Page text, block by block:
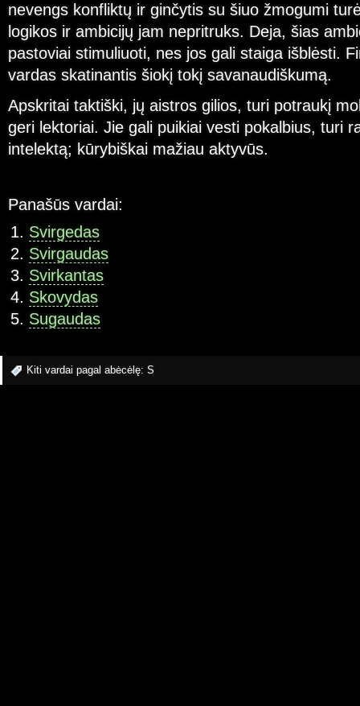
nevengs konfliktų ir ginčytis su šiuo žmogumi
logikos ir ambicijų jam nepritruks. Deja, šias
pastoviai stimuliuoti, nes jos gali staiga išblėsti.
vardas skatinantis šiokį tokį savanaudiškumą.
Apskritai taktiški, jų aistros gilios, turi potraukį
geri lektoriai. Jie gali puikiai vesti pokalbius, turi
intelektą; kūrybiškai mažiau aktyvūs.
Panašūs vardai:
Svirgedas
Svirgaudas
Svirkantas
Skovydas
Sugaudas
Kiti vardai pagal abėcėlę: S